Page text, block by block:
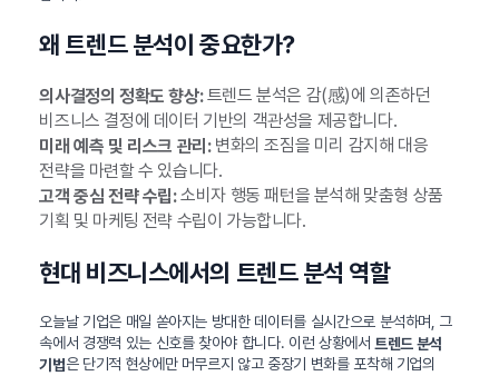
왜 트렌드 분석이 중요한가?
의사결정의 정확도 향상:트렌드 분석은 감(感)에 의존하던
비즈니스 결정에 데이터 기반의 객관성을 제공합니다.
미래 예측 및 리스크 관리:변화의 조짐을 미리 감지해 대응
전략을 마련할 수 있습니다.
고객 중심 전략 수립:소비자 행동 패턴을 분석해 맞춤형 상품
기획 및 마케팅 전략 수립이 가능합니다.
현대 비즈니스에서의 트렌드 분석 역할
오늘날 기업은 매일 쏟아지는 방대한 데이터를 실시간으로 분석하며, 그
속에서 경쟁력 있는 신호를 찾아야 합니다. 이런 상황에서 트렌드 분석
기법은 단기적 현상에만 머무르지 않고 중장기 변화를 포착해 기업의